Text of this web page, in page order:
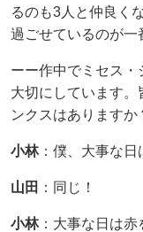
るのも3人と仲良く
過ごせているのが一
ーー作中でミセス
大切にしています
ンクスはありますか
小林：僕、大事な日
山田 ：同じ！
小林：大事な日は赤